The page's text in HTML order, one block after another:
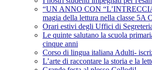
“UN ANNO CON
magia della lettura nella classe 5A
Orari estivi degli Uffici di
Le quinte salutano la scuola
cinque anni
Corso di lingua italiana Adulti-
L’arte di raccontare la storia e la